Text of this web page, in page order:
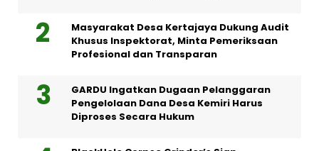
Masyarakat Desa Kertajaya Dukung Audit
Khusus Inspektorat, Minta Pemeriksaan
Profesional dan Transparan
GARDU Ingatkan Dugaan Pelanggaran
Pengelolaan Dana Desa Kemiri Harus
Diproses Secara Hukum